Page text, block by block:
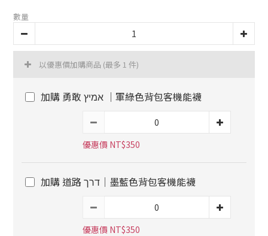
數量
以優惠價加購商品 (最多 1 件)
加購 勇敢 אמיץ ｜軍綠色背包客機能襪
優惠價 NT$350
加購 道路 דרך｜墨藍色背包客機能襪
優惠價 NT$350